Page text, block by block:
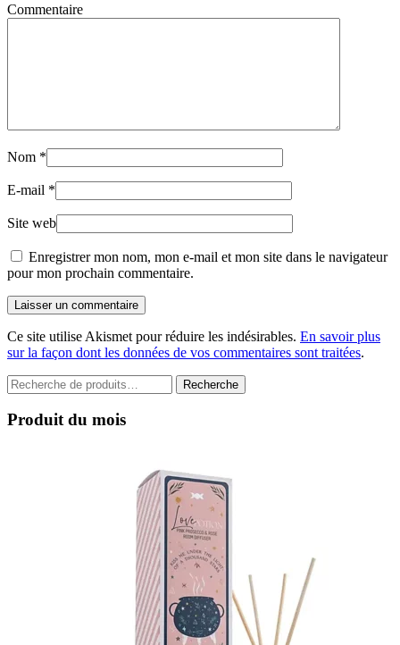
Commentaire
Nom *
E-mail *
Site web
Enregistrer mon nom, mon e-mail et mon site dans le navigateur
pour mon prochain commentaire.
Laisser un commentaire
Ce site utilise Akismet pour réduire les indésirables. En savoir plus
sur la façon dont les données de vos commentaires sont traitées.
Recherche
pour :
Recherche
Produit du mois